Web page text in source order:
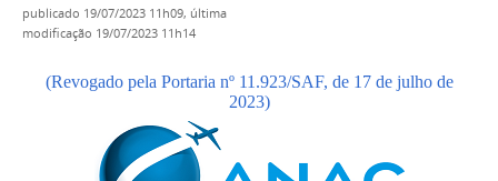
publicado 19/07/2023 11h09, última
modificação 19/07/2023 11h14
(Revogado pela Portaria nº 11.923/SAF, de 17 de julho de
2023)